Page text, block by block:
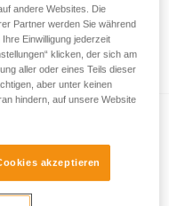
Standplatzes
andere Websites. Die
Partner werden Sie während
Einwilligung jederzeit
klicken, der sich am
aller oder eines Teils dieser
aber unter keinen
hindern, auf unsere Website
akzeptieren